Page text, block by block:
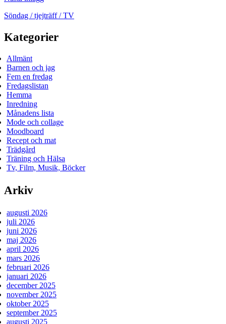
Söndag / tjejträff / TV
Kategorier
Allmänt
Barnen och jag
Fem en fredag
Fredagslistan
Hemma
Inredning
Månadens lista
Mode och collage
Moodboard
Recept och mat
Trädgård
Träning och Hälsa
Tv, Film, Musik, Böcker
Arkiv
augusti 2026
juli 2026
juni 2026
maj 2026
april 2026
mars 2026
februari 2026
januari 2026
december 2025
november 2025
oktober 2025
september 2025
augusti 2025